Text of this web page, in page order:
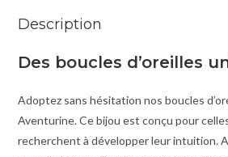
Description
Des boucles d’oreilles
Adoptez sans hésitation nos boucles
Aventurine. Ce bijou est conçu pour
recherchent à développer leur intuition.